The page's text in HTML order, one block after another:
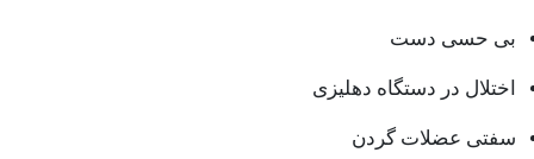
بی حسی دست
اختلال در دستگاه دهلیزی
سفتی عضلات گردن